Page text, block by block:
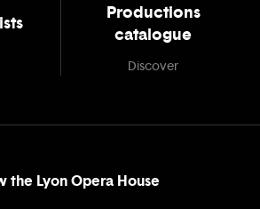
Productions
catalogue
Discover
the Lyon Opera House